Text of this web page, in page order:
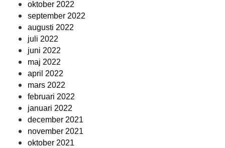
oktober 2022
september 2022
augusti 2022
juli 2022
juni 2022
maj 2022
april 2022
mars 2022
februari 2022
januari 2022
december 2021
november 2021
oktober 2021